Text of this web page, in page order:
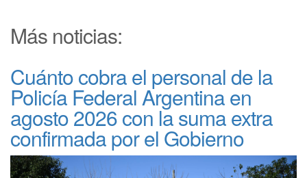
Más noticias:
Cuánto cobra el personal de la
Policía Federal Argentina en
agosto 2026 con la suma extra
confirmada por el Gobierno